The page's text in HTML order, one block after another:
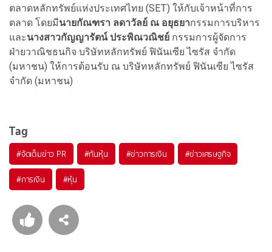
ตลาดหลักทรัพย์แห่งประเทศไทย (SET) ให้กับเจ้าหน้าที่การ
ตลาด โดยมีนายกัณฑรา ลดาวัลย์ ณ อยุธยากรรมการบริหาร
และนางสาวกัญญารัตน์ ประพิณวณิชย์ กรรมการผู้จัดการ
ฝ่ายวาณิชธนกิจ บริษัทหลักทรัพย์ ฟินันเซีย ไซรัส จำกัด
(มหาชน) ให้การต้อนรับ ณ บริษัทหลักทรัพย์ ฟินันเซีย ไซรัส
จำกัด (มหาชน)
Tag
#จัดเต็มข่าว PR #ทันหุ้น #ข่าวการเงิน #ข่าวเศรษฐกิจ
#การเงิน #หุ้น